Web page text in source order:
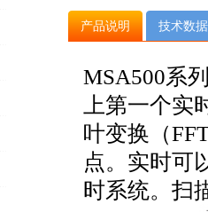
产品说明 技术数据
MSA500系
上第一个
叶变换（
点。实时可
时系统。扫